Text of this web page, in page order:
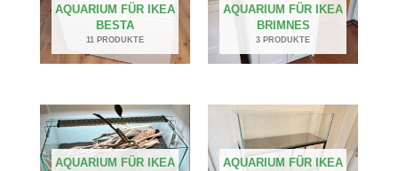
AQUARIUM FÜR IKEA
BESTA
11 PRODUKTE
AQUARIUM FÜR IKEA
BRIMNES
3 PRODUKTE
AQUARIUM FÜR IKEA
AQUARIUM FÜR IKEA